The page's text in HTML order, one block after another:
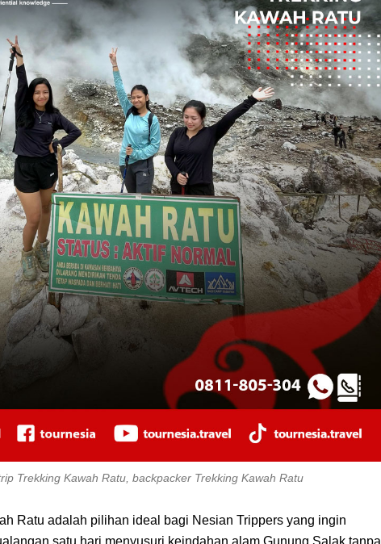
Trekking Kawah Ratu, backpacker Trekking Kawah Ratu
Ratu adalah pilihan ideal bagi Nesian Trippers yang ingin